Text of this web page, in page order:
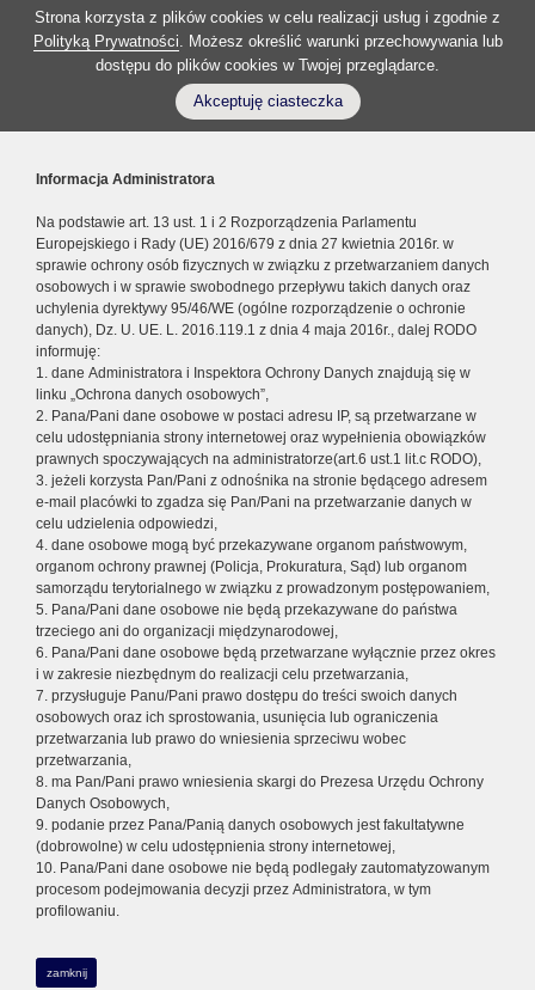
Strona korzysta z plików cookies w celu realizacji usług i zgodnie z
Polityką Prywatności. Możesz określić warunki przechowywania lub
dostępu do plików cookies w Twojej przeglądarce.
Akceptuję ciasteczka
Informacja Administratora
Na podstawie art. 13 ust. 1 i 2 Rozporządzenia Parlamentu
Europejskiego i Rady (UE) 2016/679 z dnia 27 kwietnia 2016r. w
sprawie ochrony osób fizycznych w związku z przetwarzaniem danych
osobowych i w sprawie swobodnego przepływu takich danych oraz
uchylenia dyrektywy 95/46/WE (ogólne rozporządzenie o ochronie
danych), Dz. U. UE. L. 2016.119.1 z dnia 4 maja 2016r., dalej RODO
informuję:
1. dane Administratora i Inspektora Ochrony Danych znajdują się w
linku „Ochrona danych osobowych”,
2. Pana/Pani dane osobowe w postaci adresu IP, są przetwarzane w
celu udostępniania strony internetowej oraz wypełnienia obowiązków
prawnych spoczywających na administratorze(art.6 ust.1 lit.c RODO),
3. jeżeli korzysta Pan/Pani z odnośnika na stronie będącego adresem
e-mail placówki to zgadza się Pan/Pani na przetwarzanie danych w
celu udzielenia odpowiedzi,
4. dane osobowe mogą być przekazywane organom państwowym,
organom ochrony prawnej (Policja, Prokuratura, Sąd) lub organom
samorządu terytorialnego w związku z prowadzonym postępowaniem,
5. Pana/Pani dane osobowe nie będą przekazywane do państwa
trzeciego ani do organizacji międzynarodowej,
6. Pana/Pani dane osobowe będą przetwarzane wyłącznie przez okres
i w zakresie niezbędnym do realizacji celu przetwarzania,
7. przysługuje Panu/Pani prawo dostępu do treści swoich danych
osobowych oraz ich sprostowania, usunięcia lub ograniczenia
przetwarzania lub prawo do wniesienia sprzeciwu wobec
przetwarzania,
8. ma Pan/Pani prawo wniesienia skargi do Prezesa Urzędu Ochrony
Danych Osobowych,
9. podanie przez Pana/Panią danych osobowych jest fakultatywne
(dobrowolne) w celu udostępnienia strony internetowej,
10. Pana/Pani dane osobowe nie będą podlegały zautomatyzowanym
procesom podejmowania decyzji przez Administratora, w tym
profilowaniu.
zamknij